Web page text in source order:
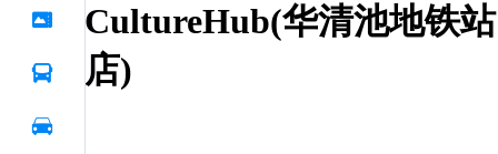
CultureHub(华清池地铁站
店)